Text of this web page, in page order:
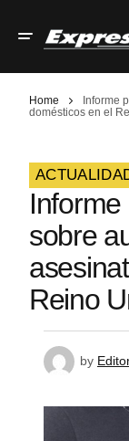
Home
Informe
domésticos en el
Informe
sobre
Reino
by